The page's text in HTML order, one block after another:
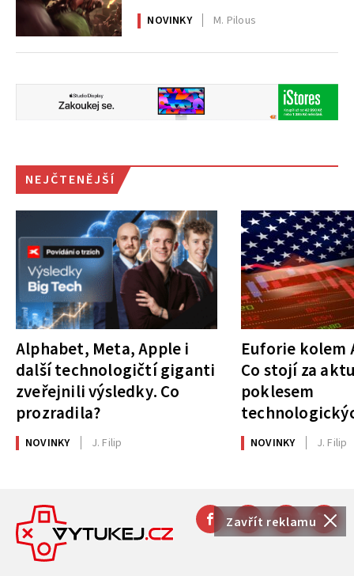
Zavřít reklamu
NOVINKY M. Pilous
NEJČTENĚJŠÍ
Alphabet, Meta, Apple i
další technologičtí giganti
zveřejnili výsledky. Co
prozradila?
NOVINKY J. Filip
Euforie kolem
Co stojí za
poklesem
NOVINKY J. Filip